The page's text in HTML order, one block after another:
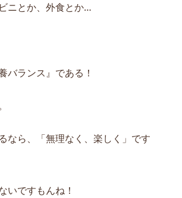
ニとか、外食とか…
バランス』である！
なら、「無理なく、楽しく」です
いですもんね！